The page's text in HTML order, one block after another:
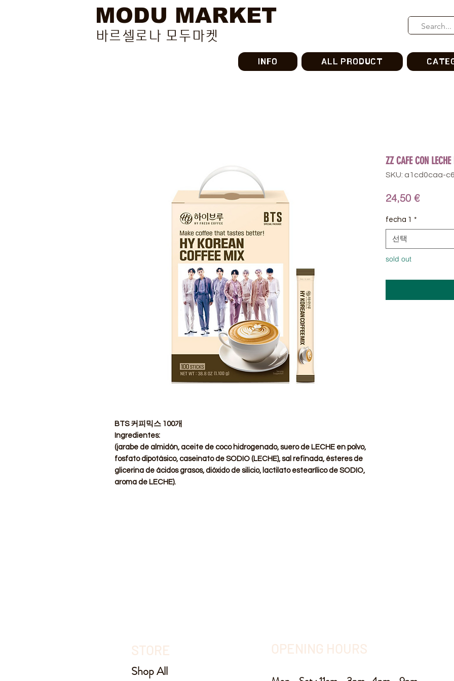
MODU MARKET
바르셀로나 모두마켓
INFO ALL PRODUCT
BTS 커피믹스 100개
Ingredientes:
(jarabe de almidón, aceite de coco hidrogenado, suero de LECHE en polvo,
fosfato dipotásico, caseinato de SODIO (LECHE), sal refinada, ésteres de
glicerina de ácidos grasos, dióxido de silicio, lactilato estearílico de SODIO,
aroma de LECHE).
ZZ CAFE CON
SKU: a1cd0caa-
24,50 €가
fecha 1 *
선택
sold out
STORE
Shop All
OPENING HOURS